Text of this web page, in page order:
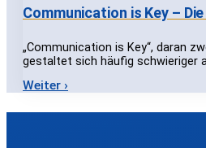
Communication is Key –
„Communication is Key“, daran
gestaltet sich häufig schwieriger
Weiter ›